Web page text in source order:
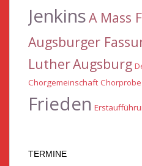
JenkinsA Mass
Augsburger
LutherAugsburg
Chorgemeinschaft Chorprobe
Frieden
TERMINE